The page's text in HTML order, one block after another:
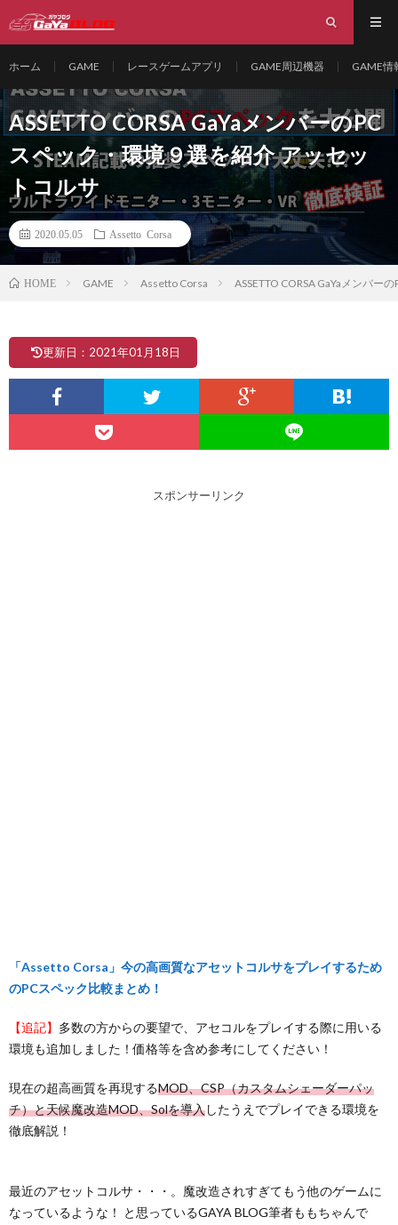
ホーム GAME レースゲームアプリ GAME周辺機器 GAME情
ASSETTO CORSA GaYaメンバーのPC
スペック・環境９選を紹介 アッセッ
トコルサ
2020.05.05 Assetto Corsa
HOME GAME Assetto Corsa ASSETTO CORSA GaYaメンバー
更新日：2021年01月18日
スポンサーリンク
「Assetto Corsa」今の高画質なアセットコルサをプレイするため
のPCスペック比較まとめ！
【追記】 多数の方からの要望で、アセコルをプレイする際に用いる
環境も追加しました！価格等を含め参考にしてください！
現在の超高画質を再現するMOD、CSP（カスタムシェーダーパッ
チ）と天候魔改造MOD、Solを導入したうえでプレイできる環境を
徹底解説！
最近のアセットコルサ・・・。魔改造されすぎてもう他のゲームに
なっているような！ と思っているGAYA BLOG筆者ももちゃんで